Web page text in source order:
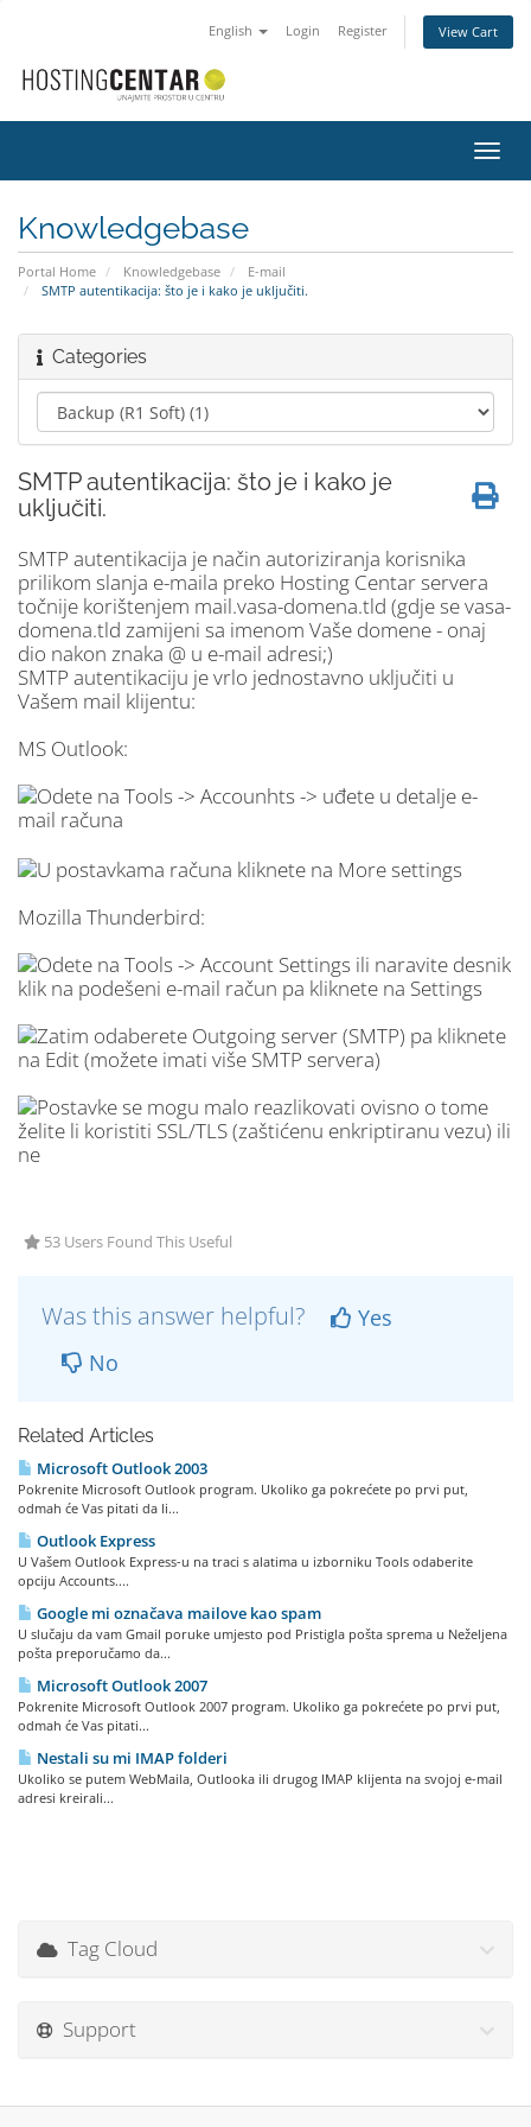
English Login Register View Cart
Knowledgebase
Portal Home Knowledgebase
E-mail
SMTP autentikacija: što je i kako je uključiti.
Categories
SMTP autentikacija: što je i kako je
uključiti.
SMTP autentikacija je način autoriziranja korisnika
prilikom slanja e-maila preko Hosting Centar servera
točnije korištenjem mail.vasa-domena.tld (gdje se vasa-
domena.tld zamijeni sa imenom Vaše domene - onaj
dio nakon znaka @ u e-mail adresi;)
SMTP autentikaciju je vrlo jednostavno uključiti u
Vašem mail klijentu:
MS Outlook:
Mozilla Thunderbird:
53 Users Found This Useful
Was this answer helpful?
Yes
No
Related Articles
Microsoft Outlook 2003
Pokrenite Microsoft Outlook program. Ukoliko ga pokrećete po prvi put,
odmah će Vas pitati da li...
Outlook Express
U Vašem Outlook Express-u na traci s alatima u izborniku Tools odaberite
opciju Accounts....
Google mi označava mailove kao spam
U slučaju da vam Gmail poruke umjesto pod Pristigla pošta sprema u Neželjena
pošta preporučamo da...
Microsoft Outlook 2007
Pokrenite Microsoft Outlook 2007 program. Ukoliko ga pokrećete po prvi put,
odmah će Vas pitati...
Nestali su mi IMAP folderi
Ukoliko se putem WebMaila, Outlooka ili drugog IMAP klijenta na svojoj e-mail
adresi kreirali...
Tag Cloud
Support